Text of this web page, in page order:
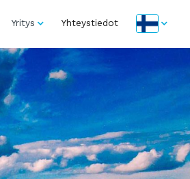
Yritys Yhteystiedot